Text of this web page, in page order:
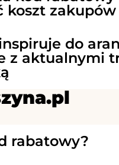
koszt zakupów
do
z aktualnymi
rabatowy?